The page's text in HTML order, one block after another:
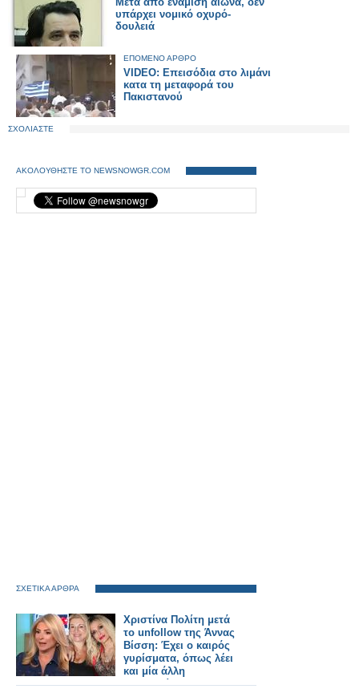
υπάρχει νομικό οχυρό-
δουλειά
ΕΠΟΜΕΝΟ ΑΡΘΡΟ
VIDEO: Επεισόδια στο λιμάνι
κατα τη μεταφορά του
Πακιστανού
ΣΧΟΛΙΑΣΤΕ
ΑΚΟΛΟΥΘΗΣΤΕ ΤΟ NEWSNOWGR.COM
ΣΧΕΤΙΚΑ ΑΡΘΡΑ
Χριστίνα Πολίτη μετά
το unfollow της Άννας
Βίσση: Έχει ο καιρός
γυρίσματα, όπως λέει
και μία άλλη
τραγουδίστρια